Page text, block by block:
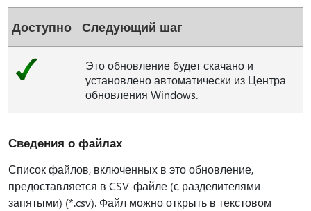
Доступно Следующий шаг
Это обновление будет скачано и
установлено автоматически из Центра
обновления Windows.
Сведения о файлах
Список файлов, включенных в это обновление,
предоставляется в CSV-файле (с разделителями-
запятыми) (*.csv). Файл можно открыть в текстовом